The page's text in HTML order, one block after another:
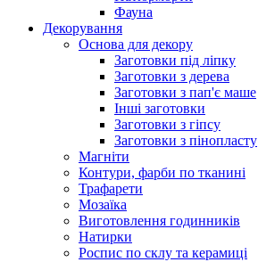
Фауна
Декорування
Основа для декору
Заготовки під ліпку
Заготовки з дерева
Заготовки з пап'є маше
Інші заготовки
Заготовки з гіпсу
Заготовки з пінопласту
Магніти
Контури, фарби по тканині
Трафарети
Мозаїка
Виготовлення годинників
Натирки
Роспис по склу та керамиці